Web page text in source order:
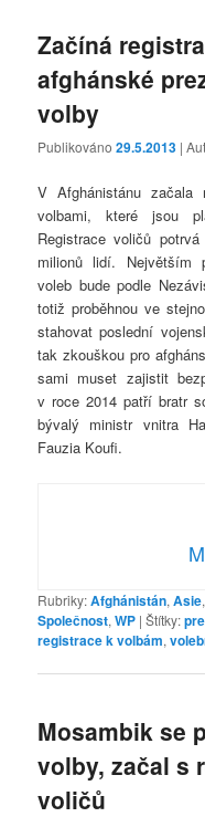
Začíná
afghánské
volby
Publikováno29.5.2013 |
V Afghánistánu začala
volbami, které jsou
Registrace voličů
milionů lidí. Největším
voleb bude podle
totiž proběhnou ve
stahovat poslední
tak zkouškou pro
sami muset zajistit
v roce 2014 patří bratr
bývalý ministr vnitra
Fauzia Koufi.
Rubriky:Afghánistán,Asie,
Společnost,WP |Štítky:
registrace k volbám,
Mosambik se
volby, začal s
voličů